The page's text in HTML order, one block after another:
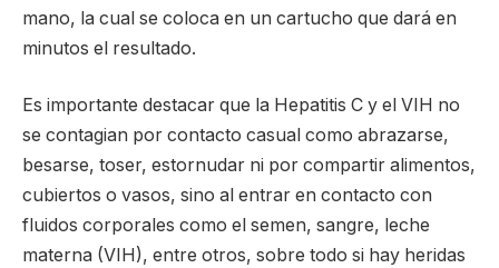
mano, la cual se coloca en un cartucho que dará en
minutos el resultado.
Es importante destacar que la Hepatitis C y el VIH no
se contagian por contacto casual como abrazarse,
besarse, toser, estornudar ni por compartir alimentos,
cubiertos o vasos, sino al entrar en contacto con
fluidos corporales como el semen, sangre, leche
materna (VIH), entre otros, sobre todo si hay heridas